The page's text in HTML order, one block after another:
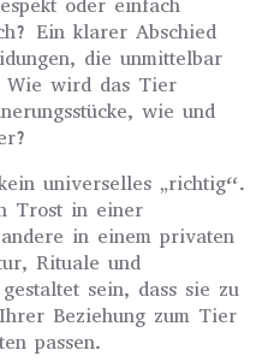
oder einfach
Ein klarer Abschied
die unmittelbar
Wie wird das Tier
wie und
universelles „richtig“.
Trost in einer
in einem privaten
Rituale und
sein, dass sie zu
Beziehung zum Tier
passen.